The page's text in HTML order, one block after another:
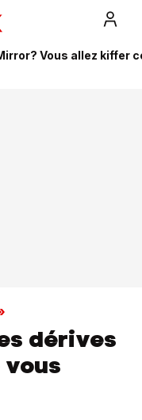
Vous allez kiffer
dérives